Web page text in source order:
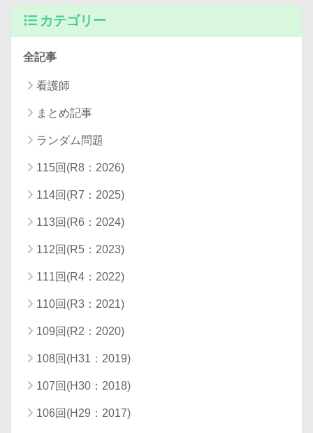
カテゴリー
全記事
看護師
まとめ記事
ランダム問題
115回(R8：2026)
114回(R7：2025)
113回(R6：2024)
112回(R5：2023)
111回(R4：2022)
110回(R3：2021)
109回(R2：2020)
108回(H31：2019)
107回(H30：2018)
106回(H29：2017)